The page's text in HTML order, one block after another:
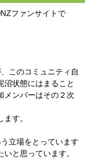
ファンサイトで
このコミュニティ自
沼状態にはまること
メンバーはその２次
す。
立場をとっています
と思っています。